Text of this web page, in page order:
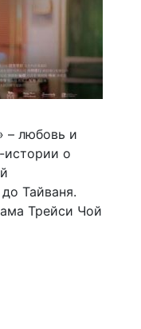
– любовь и
истории о
Тайваня.
Трейси Чой